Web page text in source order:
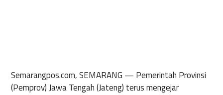
Semarangpos.com, SEMARANG — Pemerintah Provinsi
(Pemprov) Jawa Tengah (Jateng) terus mengejar